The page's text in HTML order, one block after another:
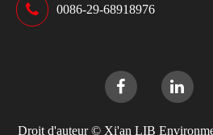
0086-29-68918976
Droit d'auteur © Xi'an LIB